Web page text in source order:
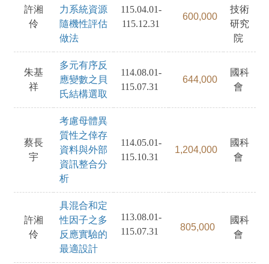
許湘
伶
力系統資源
隨機性評估
做法
115.04.01-
115.12.31
600,000
技術
研究
院
朱基
祥
多元有序反
應變數之貝
氏結構選取
114.08.01-
115.07.31
644,000
國科
會
蔡長
宇
考慮母體異
質性之倖存
資料與外部
資訊整合分
析
114.05.01-
115.10.31
1,204,000
國科
會
許湘
伶
具混合和定
性因子之多
反應實驗的
最適設計
113.08.01-
115.07.31
805,000
國科
會